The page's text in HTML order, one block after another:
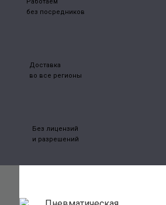
без посредников
Доставка
во все регионы
Без лицензий
и разрешений